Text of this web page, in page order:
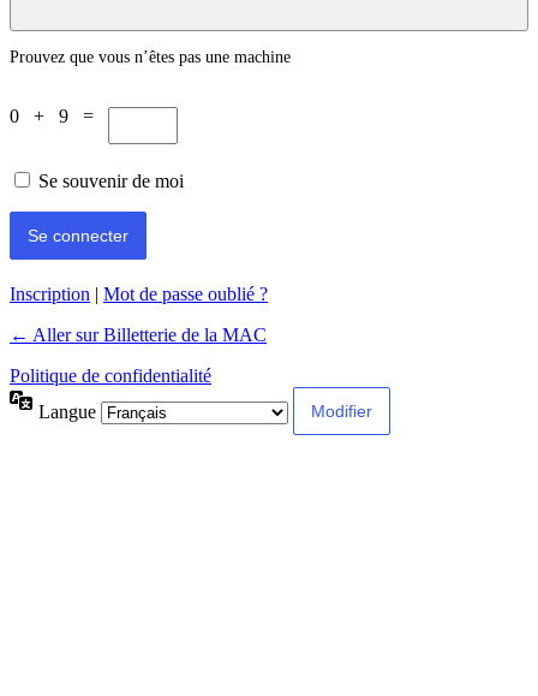
Prouvez que vous n’êtes pas une machine
0 + 9 =
Se souvenir de moi
Inscription
Mot de passe oublié ?
← Aller sur Billetterie de la MAC
Politique de confidentialité
Langue